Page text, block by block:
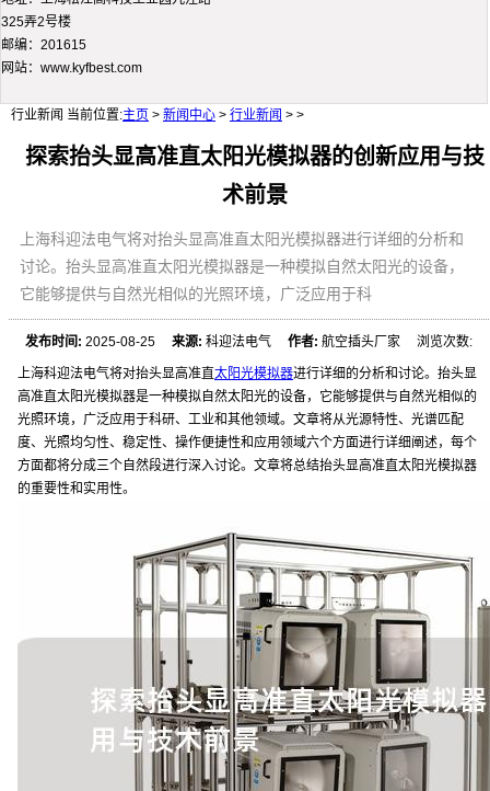
325弄2号楼
邮编：201615
网站：www.kyfbest.com
行业新闻 当前位置:主页 > 新闻中心 > 行业新闻 > >
探索抬头显高准直太阳光模拟器的创新应用与技
术前景
上海科迎法电气将对抬头显高准直太阳光模拟器进行详细的分析和
讨论。抬头显高准直太阳光模拟器是一种模拟自然太阳光的设备，
它能够提供与自然光相似的光照环境，广泛应用于科
发布时间: 2025-08-25来源: 科迎法电气作者: 航空插头厂家 浏览次数:
上海科迎法电气将对抬头显高准直太阳光模拟器进行详细的分析和讨论。抬头显
高准直太阳光模拟器是一种模拟自然太阳光的设备，它能够提供与自然光相似的
光照环境，广泛应用于科研、工业和其他领域。文章将从光源特性、光谱匹配
度、光照均匀性、稳定性、操作便捷性和应用领域六个方面进行详细阐述，每个
方面都将分成三个自然段进行深入讨论。文章将总结抬头显高准直太阳光模拟器
的重要性和实用性。